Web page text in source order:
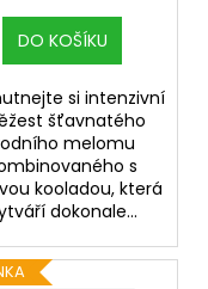
DO KOŠÍKU
si intenzivní
šťavnatého
melomu
s
kooladou, která
dokonale...